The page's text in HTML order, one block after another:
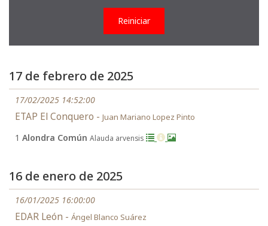
Reiniciar
17 de febrero de 2025
17/02/2025 14:52:00
ETAP El Conquero - Juan Mariano Lopez Pinto
1 Alondra Común Alauda arvensis
16 de enero de 2025
16/01/2025 16:00:00
EDAR León - Ángel Blanco Suárez